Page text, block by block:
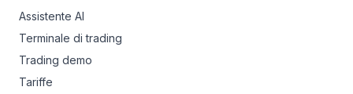
Assistente AI
Terminale di trading
Trading demo
Tariffe